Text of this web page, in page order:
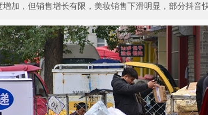
增加，但销售增长有限，美妆销售下滑明显，部分抖音